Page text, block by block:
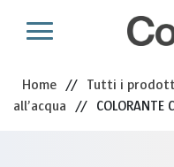
Home // Tutti i
all’acqua // COLORANTE